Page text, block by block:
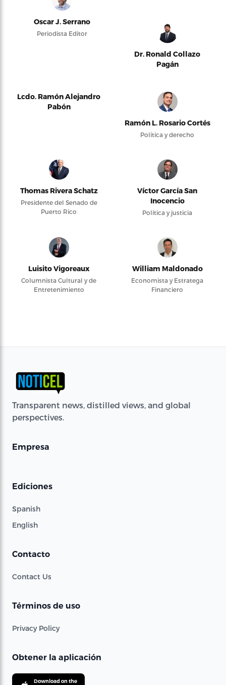
Oscar J. Serrano
Periodista Editor
Dr. Ronald Collazo
Pagán
Lcdo. Ramón Alejandro
Pabón
Ramón L. Rosario Cortés
Política y derecho
Thomas Rivera Schatz
Presidente del Senado de
Puerto Rico
Víctor García San
Inocencio
Política y justicia
Luisito Vigoreaux
Columnista Cultural y de
Entretenimiento
William Maldonado
Economista y Estratega
Financiero
Transparent news, distilled views, and global
perspectives.
Empresa
Ediciones
Spanish
English
Contacto
Contact Us
Términos de uso
Privacy Policy
Obtener la aplicación
Download on the